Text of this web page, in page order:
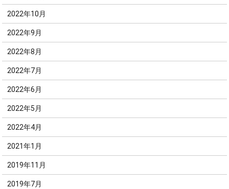
2022年10月
2022年9月
2022年8月
2022年7月
2022年6月
2022年5月
2022年4月
2021年1月
2019年11月
2019年7月